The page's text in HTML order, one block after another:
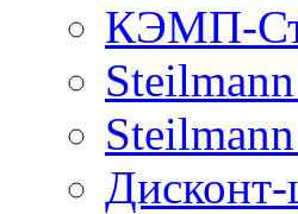
КЭМП-